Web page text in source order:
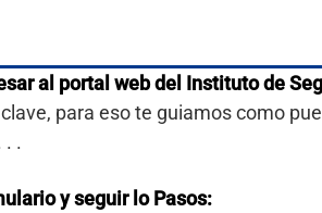
al portal web del Instituto de
para eso te guiamos como
. .
y seguir lo Pasos: